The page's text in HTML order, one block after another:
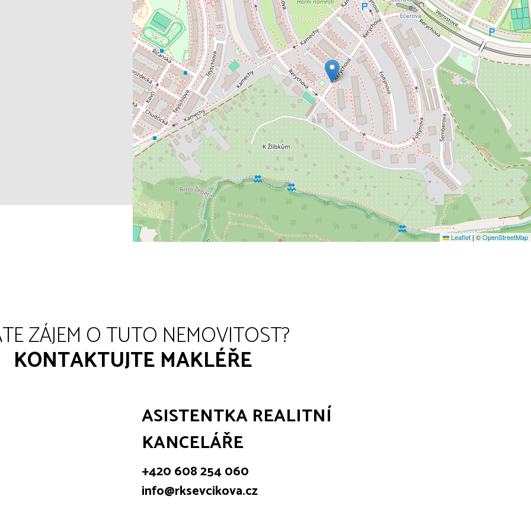
Leaflet |©OpenStreetMap
ZÁJEM O TUTO NEMOVITOST?
KONTAKTUJTE MAKLÉŘE
ASISTENTKA REALITNÍ
KANCELÁŘE
+420 608 254 060
info@rksevcikova.cz